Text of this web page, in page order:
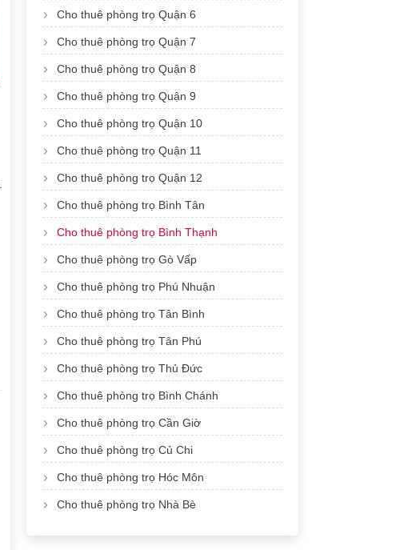
Cho thuê phòng trọ Quận 6
Cho thuê phòng trọ Quận 7
Cho thuê phòng trọ Quận 8
Cho thuê phòng trọ Quận 9
Cho thuê phòng trọ Quận 10
Cho thuê phòng trọ Quận 11
Cho thuê phòng trọ Quận 12
Cho thuê phòng trọ Bình Tân
Cho thuê phòng trọ Bình Thạnh
Cho thuê phòng trọ Gò Vấp
Cho thuê phòng trọ Phú Nhuận
Cho thuê phòng trọ Tân Bình
Cho thuê phòng trọ Tân Phú
Cho thuê phòng trọ Thủ Đức
Cho thuê phòng trọ Bình Chánh
Cho thuê phòng trọ Cần Giờ
Cho thuê phòng trọ Củ Chi
Cho thuê phòng trọ Hóc Môn
Cho thuê phòng trọ Nhà Bè